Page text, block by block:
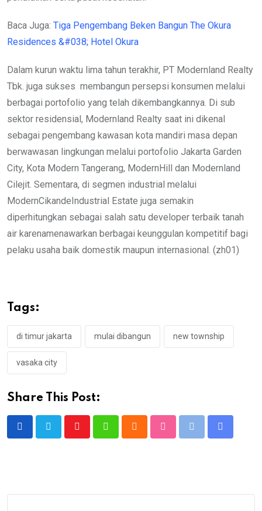
Baca Juga: Tiga Pengembang Beken Bangun The Okura
Residences &#038; Hotel Okura
Dalam kurun waktu lima tahun terakhir, PT Modernland Realty
Tbk. juga sukses membangun persepsi konsumen melalui
berbagai portofolio yang telah dikembangkannya. Di sub
sektor residensial, Modernland Realty saat ini dikenal
sebagai pengembang kawasan kota mandiri masa depan
berwawasan lingkungan melalui portofolio Jakarta Garden
City, Kota Modern Tangerang, ModernHill dan Modernland
Cilejit. Sementara, di segmen industrial melalui
ModernCikandeIndustrial Estate juga semakin
diperhitungkan sebagai salah satu developer terbaik tanah
air karenamenawarkan berbagai keunggulan kompetitif bagi
pelaku usaha baik domestik maupun internasional. (zh01)
Tags:
di timur jakarta mulai dibangun new township
vasaka city
Share This Post: